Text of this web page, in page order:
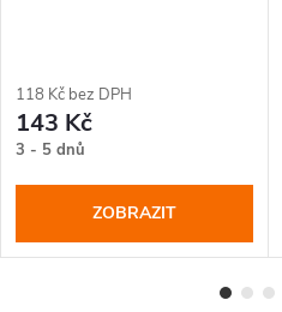
118 Kč bez DPH
143 Kč
3 - 5 dnů
ZOBRAZIT